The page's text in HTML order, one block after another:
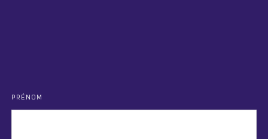
PRÉNOM